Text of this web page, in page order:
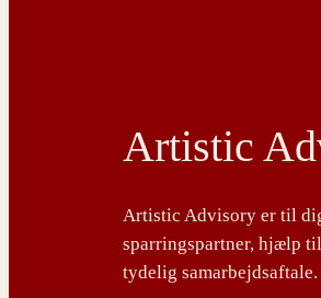
Artistic
Artistic Advisory er til
sparringspartner, hjælp
tydelig samarbejdsaftale.